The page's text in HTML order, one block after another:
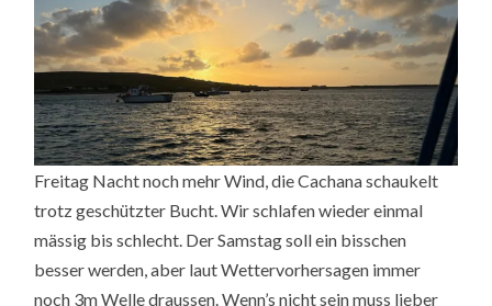
Freitag Nacht noch mehr Wind, die Cachana schaukelt
trotz geschützter Bucht. Wir schlafen wieder einmal
mässig bis schlecht. Der Samstag soll ein bisschen
besser werden, aber laut Wettervorhersagen immer
noch 3m Welle draussen. Wenn’s nicht sein muss lieber